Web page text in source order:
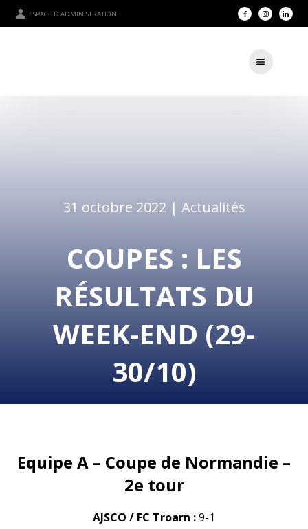
ESPACE D'ADMINISTRATION
31 octobre 2022 | Actualités
COUPES : LES
RÉSULTATS DU
WEEK-END (29-
30/10)
Equipe A – Coupe de Normandie –
2e tour
AJSCO / FC Troarn :9-1